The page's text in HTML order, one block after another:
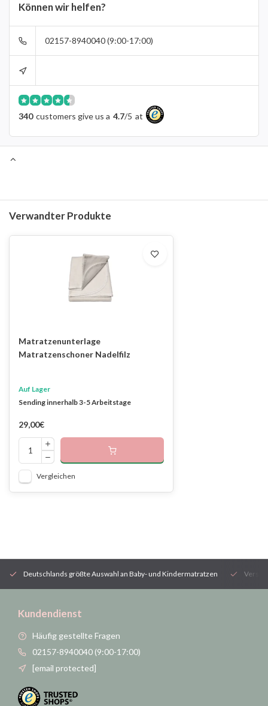
Können wir helfen?
02157-8940040 (9:00-17:00)
340 customers give us a 4.7/5 at
Verwandter Produkte
Matratzenunterlage
Matratzenschoner Nadelfilz
Auf Lager
Sending innerhalb 3-5 Arbeitstage
29,00€
Vergleichen
Deutschlands größte Auswahl an Baby- und Kindermatratzen
Kundendienst
Häufig gestellte Fragen
02157-8940040 (9:00-17:00)
[email protected]